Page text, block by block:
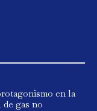
en la
de gas no